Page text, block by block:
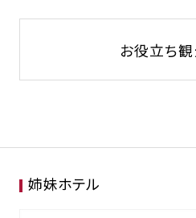
お役立ち
姉妹ホテル